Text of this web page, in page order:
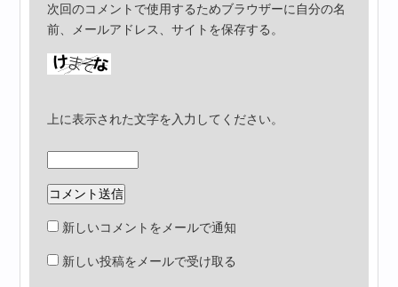
次回のコメントで使用するためブラウザーに自分の名
前、メールアドレス、サイトを保存する。
上に表示された文字を入力してください。
新しいコメントをメールで通知
新しい投稿をメールで受け取る